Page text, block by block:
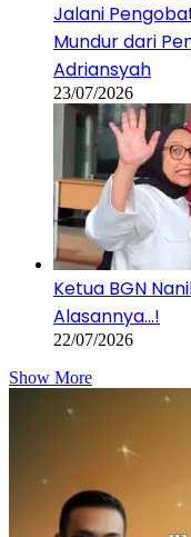
Jalani
Mundur dari
Adriansyah
23/07/2026
Ketua BGN
Alasannya…!
22/07/2026
Show More